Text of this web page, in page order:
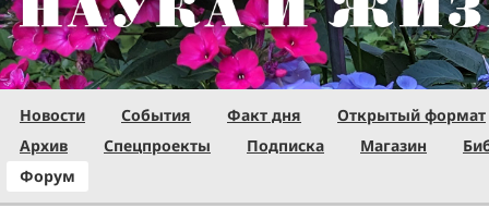
Новости События Факт дня
Открытый формат
Архив
Спецпроекты Подписка Магазин
Форум